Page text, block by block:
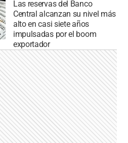
Las reservas del Banco
Central alcanzan su nivel más
alto en casi siete años
impulsadas por el boom
exportador